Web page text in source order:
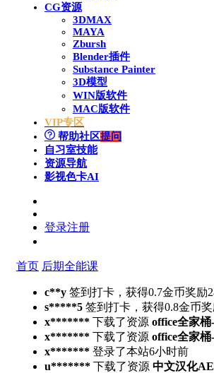
CG资源
3DMAX
MAYA
Zbursh
Blender插件
Substance Painter
3D模型
WIN版软件
MAC版软件
VIP专区
帮助社区提问
自习室技能
资源导航
影视色卡AI
登录注册
首页 后期全能课
c**y 签到打卡，获得0.7金币奖励
s*****5 签到打卡，获得0.8金币
x******* 下载了资源 office全家桶
x******* 下载了资源 office全家桶
x******* 登录了本站6小时前
u******* 下载了资源 中文汉化